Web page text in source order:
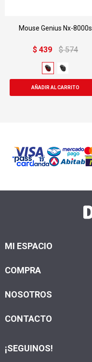
Mouse Genius Nx-8000s
$ 439 $ 574
MI ESPACIO
COMPRA
NOSOTROS
CONTACTO
¡SEGUINOS!